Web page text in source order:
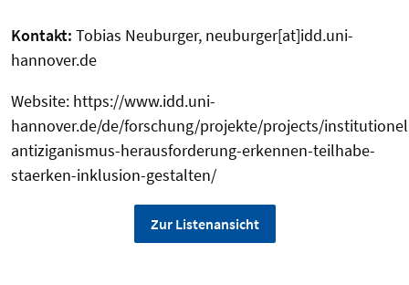
Kontakt: Tobias Neuburger, neuburger[at]idd.uni-
hannover.de
Website: https://www.idd.uni-
hannover.de/de/forschung/projekte/projects/
antiziganismus-herausforderung-erkennen-teilhabe-
staerken-inklusion-gestalten/
Zur Listenansicht